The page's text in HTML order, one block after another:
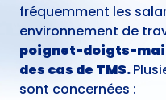
fréquemment les
environnement de
poignet-doigts-
des cas de TMS.
sont concernées :